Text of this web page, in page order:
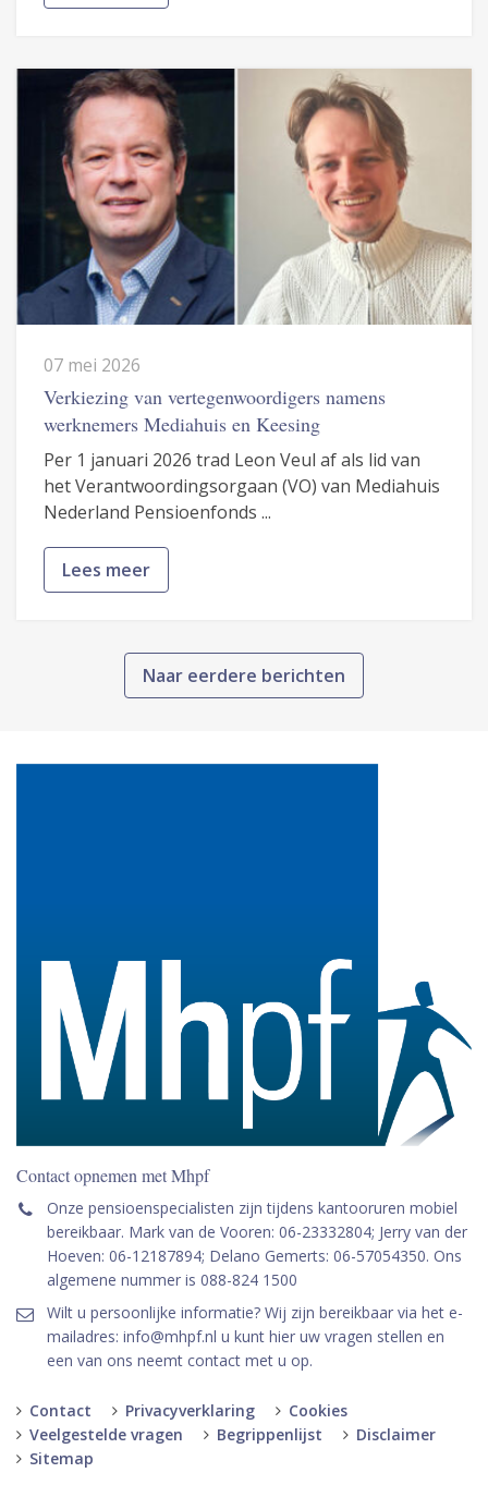
07 mei 2026
Verkiezing van vertegenwoordigers namens
werknemers Mediahuis en Keesing
Per 1 januari 2026 trad Leon Veul af als lid van
het Verantwoordingsorgaan (VO) van Mediahuis
Nederland Pensioenfonds ...
Lees meer
Naar eerdere berichten
Contact opnemen met Mhpf
Onze pensioenspecialisten zijn tijdens kantooruren mobiel
bereikbaar. Mark van de Vooren: 06-23332804; Jerry van der
Hoeven: 06-12187894; Delano Gemerts: 06-57054350. Ons
algemene nummer is 088-824 1500
Wilt u persoonlijke informatie? Wij zijn bereikbaar via het e-
mailadres: info@mhpf.nl u kunt hier uw vragen stellen en
een van ons neemt contact met u op.
Contact Privacyverklaring
Cookies
Veelgestelde vragen
Begrippenlijst
Disclaimer
Sitemap